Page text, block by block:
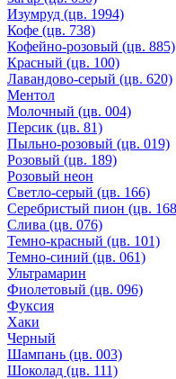
Изумруд (цв. 1994)
Кофе (цв. 738)
Кофейно-розовый (цв. 885)
Красный (цв. 100)
Лавандово-серый (цв. 620)
Ментол
Молочный (цв. 004)
Персик (цв. 81)
Пыльно-розовый (цв. 019)
Розовый (цв. 189)
Розовый неон
Светло-серый (цв. 166)
Серебристый пион (цв.
Слива (цв. 076)
Темно-красный (цв. 101)
Темно-синий (цв. 061)
Ультрамарин
Фиолетовый (цв. 096)
Фуксия
Хаки
Черный
Шампань (цв. 003)
Шоколад (цв. 111)